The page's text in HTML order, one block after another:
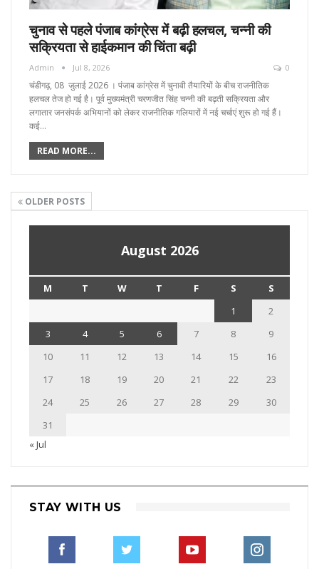
चुनाव से पहले पंजाब कांग्रेस में बढ़ी हलचल, चन्नी की
सक्रियता से हाईकमान की चिंता बढ़ी
Admin Jul 8, 2026 0
चंडीगढ़, 08 जुलाई 2026 । पंजाब कांग्रेस में चुनावी तैयारियों के बीच राजनीतिक
हलचल तेज हो गई है। पूर्व मुख्यमंत्री चरणजीत सिंह चन्नी की बढ़ती सक्रियता और
लगातार जनसंपर्क अभियानों को लेकर राजनीतिक गलियारों में नई चर्चाएं शुरू हो गई हैं।
कई…
READ MORE...
OLDER POSTS
August 2026
M T W T F S
S
1
2
3
4 5 6 7 8
9
10
11 12 13 14 15
16
17
18 19 20 21 22
23
24
25 26 27 28 29
30
31
« Jul
STAY WITH US